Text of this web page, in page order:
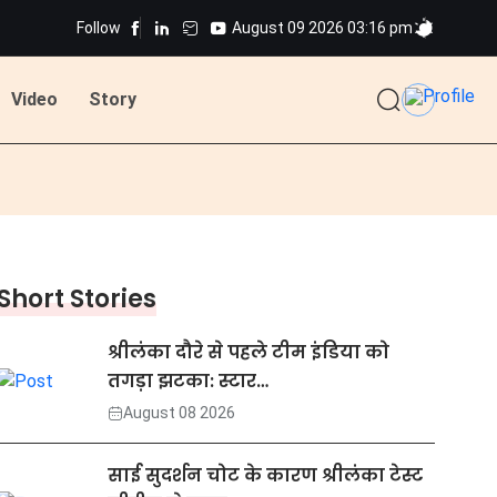
Follow August 09 2026 03:16 pm
Video Story
Stories
श्रीलंका दौरे से पहले टीम इंडिया को
तगड़ा झटका: स्टार…
August 08 2026
साई सुदर्शन चोट के कारण श्रीलंका टेस्ट